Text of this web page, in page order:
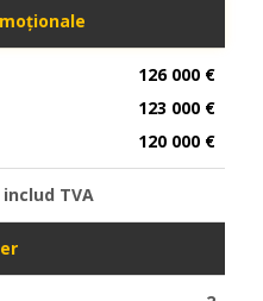
126 000 €
123 000 €
120 000 €
TVA